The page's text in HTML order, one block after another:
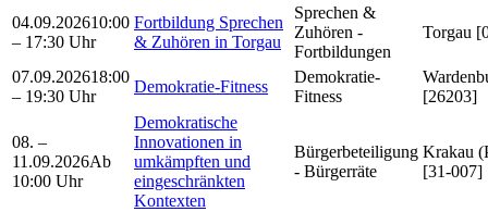
04.09.202610:00
– 17:30 Uhr
Fortbildung Sprechen
& Zuhören in Torgau
Sprechen &
Zuhören -
Fortbildungen
Torgau
07.09.202618:00
– 19:30 Uhr
Demokratie-Fitness
Demokratie-
Fitness
[26203]
08. –
11.09.2026Ab
10:00 Uhr
Demokratische
Innovationen in
umkämpften und
eingeschränkten
Kontexten
Bürgerbeteiligung
- Bürgerräte
Krakau
[31-007]